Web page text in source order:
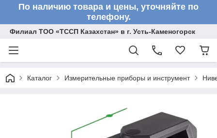
По наличию товара и цены, уточняйте по
телефону.
Филиал ТОО «ТССП Казахстан» в г. Усть-Каменогорск
Каталог Измерительные приборы и инструмент